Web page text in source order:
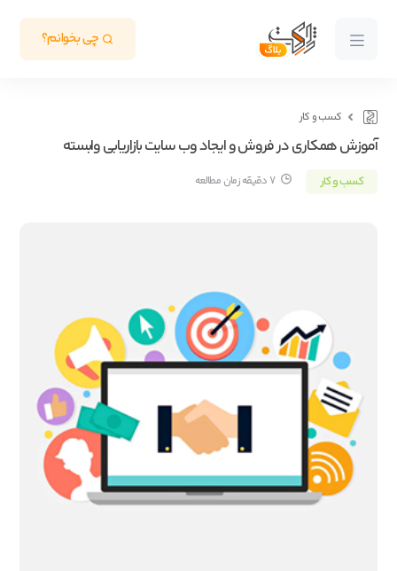
چی بخوانم؟
کسب و کار
آموزش همکاری در فروش و ایجاد وب سایت بازاریابی وابسته
کسب و کار 7 دقیقه زمان مطالعه